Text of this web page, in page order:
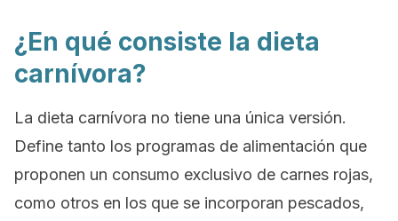
¿En qué consiste la dieta
carnívora?
La dieta carnívora no tiene una única versión.
Define tanto los programas de alimentación que
proponen un consumo exclusivo de carnes rojas,
como otros en los que se incorporan pescados,